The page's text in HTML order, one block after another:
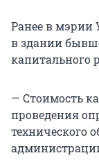
Ранее в мэрии
в здании
капитального
— Стоимость
проведения
технического